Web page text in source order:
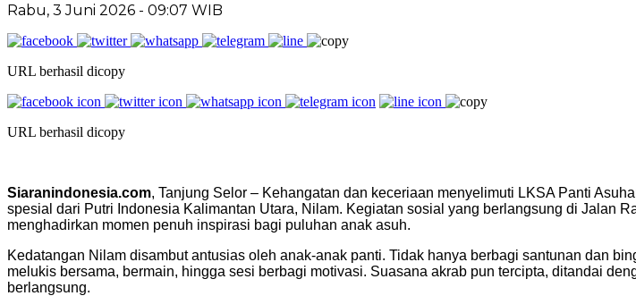
Rabu, 3 Juni 2026 - 09:07 WIB
URL berhasil dicopy
URL berhasil dicopy
Siaranindonesia.com, Tanjung Selor – Kehangatan dan keceriaan menyelimuti LKSA Panti
spesial dari Putri Indonesia Kalimantan Utara, Nilam. Kegiatan sosial yang berlangsung di Jalan
menghadirkan momen penuh inspirasi bagi puluhan anak asuh.
Kedatangan Nilam disambut antusias oleh anak-anak panti. Tidak hanya berbagi santunan dan
melukis bersama, bermain, hingga sesi berbagi motivasi. Suasana akrab pun tercipta, ditandai
berlangsung.